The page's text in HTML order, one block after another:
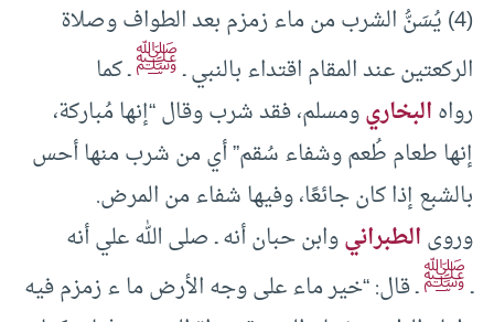
(4) يُسَنُّ الشرب من ماء زمزم بعد الطواف وصلاة
الركعتين عند المقام اقتداء بالنبي ـﷺـ كما
رواهالبخاريومسلم، فقد شرب وقال “إنها مُباركة،
إنها طعام طُعم وشفاء سُقم” أي من شرب منها أحس
بالشبع إذا كان جائعًا، وفيها شفاء من المرض.
وروىالطبرانيوابن حبان أنه ـ صلى الله علي أنه
ـﷺـ قال: “خير ماء على وجه الأرض ما ء زمزم فيه